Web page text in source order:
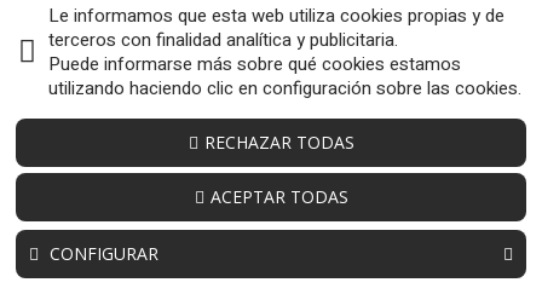
Le informamos que esta web utiliza cookies propias y de
terceros con finalidad analítica y publicitaria.
Puede informarse más sobre qué cookies estamos
utilizando haciendo clic en configuración sobre las cookies.
CONFIGURAR
RECHAZAR TODAS
ACEPTAR TODAS